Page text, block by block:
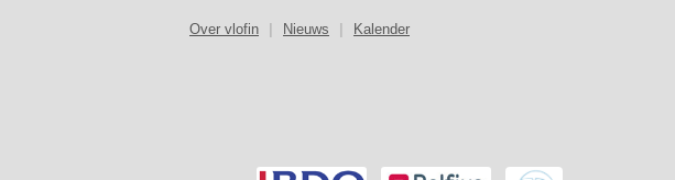
Over vlofin Nieuws Kalender